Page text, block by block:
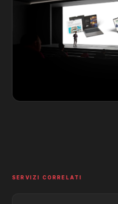
SERVIZI CORRELATI